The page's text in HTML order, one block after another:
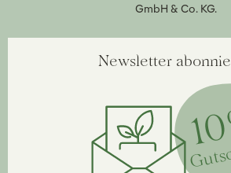
GmbH & Co. KG.
Newsletter